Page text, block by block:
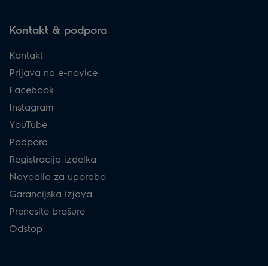
Kontakt & podpora
Kontakt
Prijava na e-novice
Facebook
Instagram
YouTube
Podpora
Registracija izdelka
Navodila za uporabo
Garancijska izjava
Prenesite brošure
Odstop